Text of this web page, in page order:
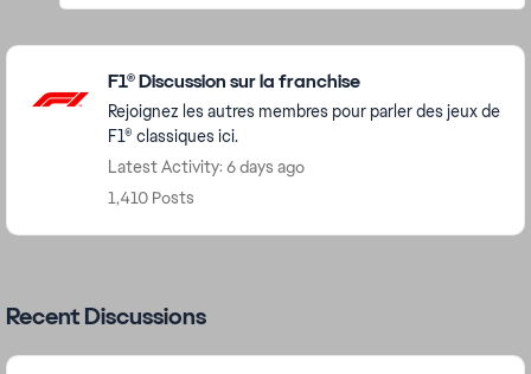
Featured Places
F1® Discussion sur la franchise
Rejoignez les autres membres pour parler des jeux de
F1® classiques ici.
Latest Activity: 6 days ago
1,410 Posts
Recent Discussions